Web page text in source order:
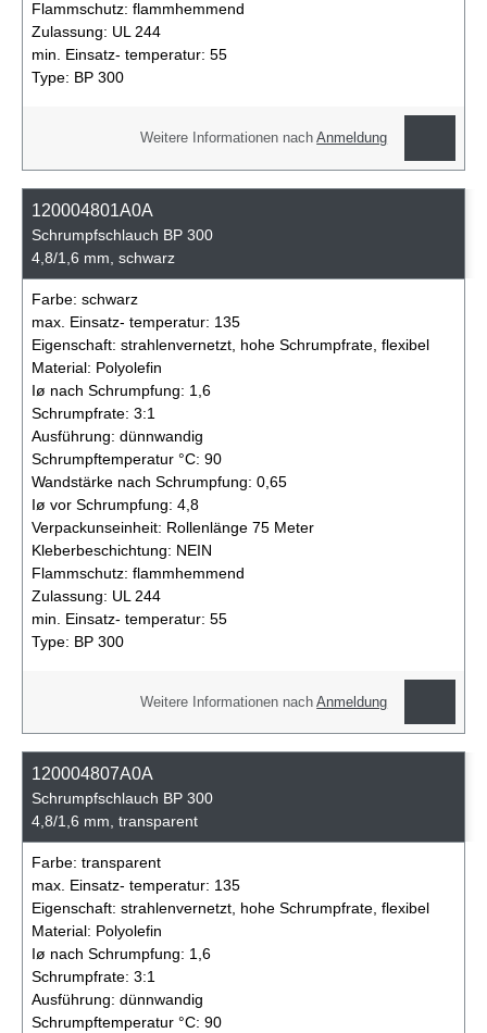
Flammschutz: flammhemmend
Zulassung: UL 244
min. Einsatz- temperatur: 55
Type: BP 300
Weitere Informationen nachAnmeldung
120004801A0A
Schrumpfschlauch BP 300
4,8/1,6 mm, schwarz
Farbe: schwarz
max. Einsatz- temperatur: 135
Eigenschaft: strahlenvernetzt, hohe Schrumpfrate, flexibel
Material: Polyolefin
Iø nach Schrumpfung: 1,6
Schrumpfrate: 3:1
Ausführung: dünnwandig
Schrumpftemperatur °C: 90
Wandstärke nach Schrumpfung: 0,65
Iø vor Schrumpfung: 4,8
Verpackunseinheit: Rollenlänge 75 Meter
Kleberbeschichtung: NEIN
Flammschutz: flammhemmend
Zulassung: UL 244
min. Einsatz- temperatur: 55
Type: BP 300
Weitere Informationen nachAnmeldung
120004807A0A
Schrumpfschlauch BP 300
4,8/1,6 mm, transparent
Farbe: transparent
max. Einsatz- temperatur: 135
Eigenschaft: strahlenvernetzt, hohe Schrumpfrate, flexibel
Material: Polyolefin
Iø nach Schrumpfung: 1,6
Schrumpfrate: 3:1
Ausführung: dünnwandig
Schrumpftemperatur °C: 90